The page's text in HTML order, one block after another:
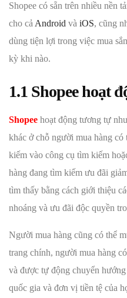
Shopee có sẵn trên nhiều nền
cho cả Android và iOS, cũng
dùng tiện lợi trong việc mua
kỳ khi nào.
1.1 Shopee hoạt
Shopee hoạt động tương tự
khác ở chỗ người mua hàng
kiếm vào công cụ tìm kiếm
hàng đang tìm kiếm ưu đãi
tìm thấy bằng cách giới thiệu
nhoáng và ưu đãi độc quyền
Người mua hàng cũng có thể
trang chính, người mua hàng
và được tự động chuyển
quốc gia và đơn vị tiền tệ của